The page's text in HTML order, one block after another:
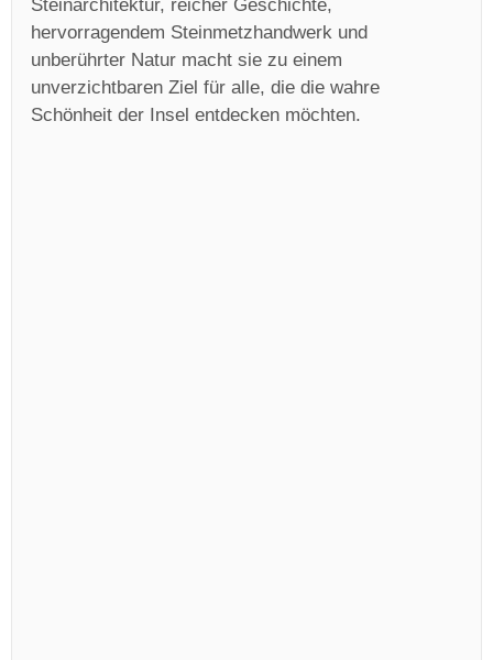
Steinarchitektur, reicher Geschichte,
hervorragendem Steinmetzhandwerk und
unberührter Natur macht sie zu einem
unverzichtbaren Ziel für alle, die die wahre
Schönheit der Insel entdecken möchten.